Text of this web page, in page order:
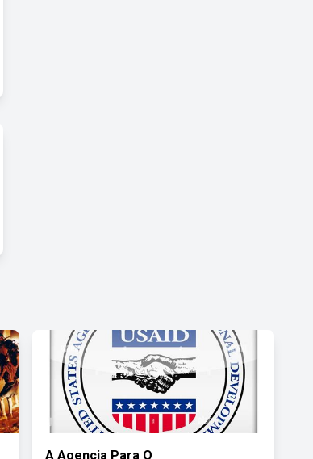
A Agencia Para O